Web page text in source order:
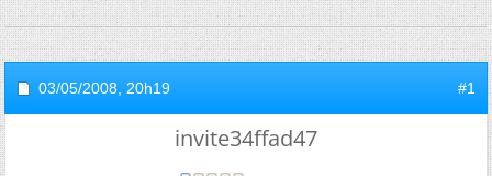
03/05/2008, 20h19 #1
invite34ffad47